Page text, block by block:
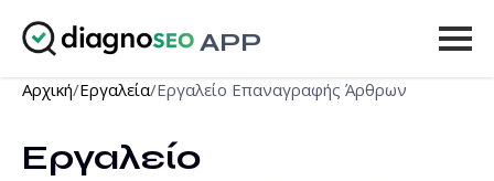
APP
Εργαλεία
Τιμοκατάλογος
Αρχική/Εργαλεία/Εργαλείο Επαναγραφής Άρθρων
Εργαλείο